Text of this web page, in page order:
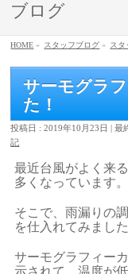
ブログ
HOME » スタッフブログ » スタ
サーモグラ
た！
投稿日 : 2019年10月23日 最
記
最近台風がよく来
多くなっています。
そこで、雨漏りの
を仕入れてみました
サーモグラフィー
示されて、温度が